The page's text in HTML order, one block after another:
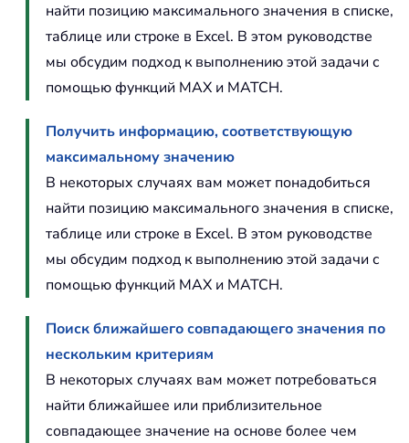
найти позицию максимального значения в списке,
таблице или строке в Excel. В этом руководстве
мы обсудим подход к выполнению этой задачи с
помощью функций MAX и MATCH.
Получить информацию, соответствующую
максимальному значению
В некоторых случаях вам может понадобиться
найти позицию максимального значения в списке,
таблице или строке в Excel. В этом руководстве
мы обсудим подход к выполнению этой задачи с
помощью функций MAX и MATCH.
Поиск ближайшего совпадающего значения по
нескольким критериям
В некоторых случаях вам может потребоваться
найти ближайшее или приблизительное
совпадающее значение на основе более чем